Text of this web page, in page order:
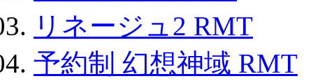
リネージュ2 RMT
予約制 幻想神域 RMT